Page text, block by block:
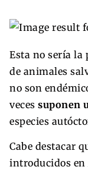
Esta no sería la
de animales
no son
veces suponen
especies
Cabe destacar
introducidos